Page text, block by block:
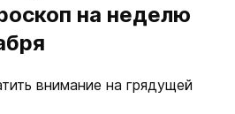
на неделю
внимание на грядущей